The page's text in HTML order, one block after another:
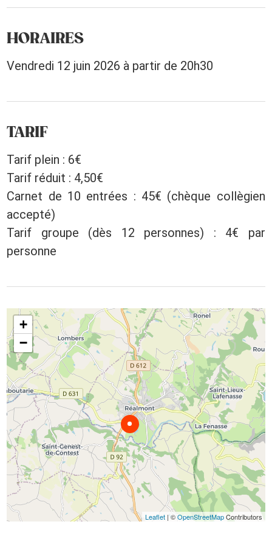
HORAIRES
Vendredi 12 juin 2026 à partir de 20h30
TARIF
Tarif plein : 6€
Tarif réduit : 4,50€
Carnet de 10 entrées : 45€ (chèque collègien
accepté)
Tarif groupe (dès 12 personnes) : 4€ par
personne
+
−
Leaflet| ©OpenStreetMapContributors